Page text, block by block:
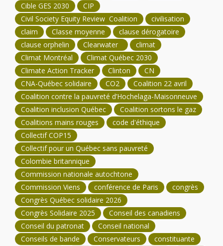
Cible GES 2030
CIP
Civil Society Equity Review Coalition
civilisation
claim
Classe moyenne
clause dérogatoire
clause orphelin
Clearwater
climat
Climat Montréal
Climat Québec 2030
Climate Action Tracker
Clinton
CN
CNA-Québec solidaire
CO2
Coalition 22 avril
Coalition contre la pauvreté d’Hochelaga-Maisonneuve
Coalition inclusion Québec
Coalition sortons le gaz
Coalitions mains rouges
code d'éthique
Collectif COP15
Collectif pour un Québec sans pauvreté
Colombie britannique
Commission nationale autochtone
Commission Viens
conférence de Paris
congrès
Congrès Québec solidaire 2026
Congrès Solidaire 2025
Conseil des canadiens
Conseil du patronat
Conseil national
Conseils de bande
Conservateurs
constituante